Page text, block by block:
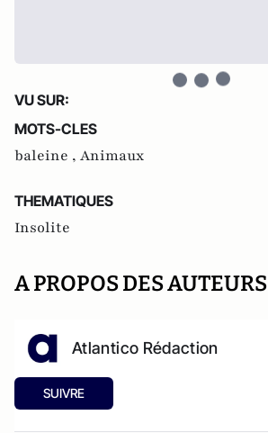
VU SUR:
MOTS-CLES
baleine , Animaux
THEMATIQUES
Insolite
A PROPOS DES AUTEURS
Atlantico Rédaction
SUIVRE